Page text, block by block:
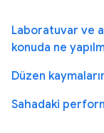
Laboratuvar ve
konuda ne
Düzen
Sahadaki